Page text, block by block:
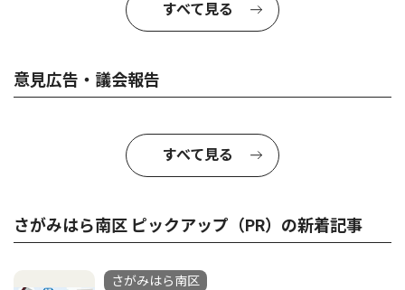
すべて見る
意見広告・議会報告
すべて見る
さがみはら南区 ピックアップ（PR）の新着記事
さがみはら南区